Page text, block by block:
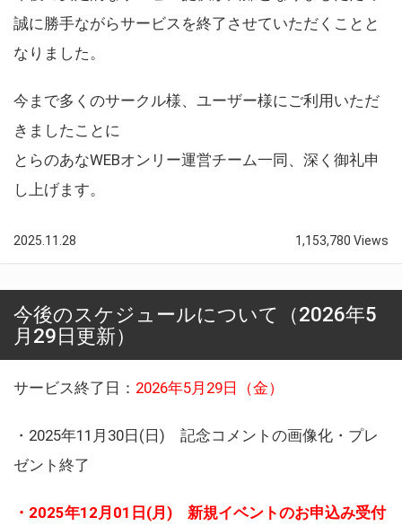
誠に勝手ながらサービスを終了させていただくことと
なりました。
今まで多くのサークル様、ユーザー様にご利用いただ
きましたことに
とらのあなWEBオンリー運営チーム一同、深く御礼申
し上げます。
2025.11.28 1,153,780 Views
今後のスケジュールについて（2026年5
月29日更新）
サービス終了日： 2026年5月29日（金）
・2025年11月30日(日) 記念コメントの画像化・プレ
ゼント終了
・2025年12月01日(月) 新規イベントのお申込み受付